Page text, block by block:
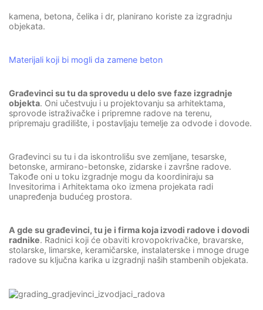
kamena, betona, čelika i dr, planirano koriste za izgradnju
objekata.
Materijali koji bi mogli da zamene beton
Građevinci su tu da sprovedu u delo sve faze izgradnje
objekta. Oni učestvuju i u projektovanju sa arhitektama,
sprovode istraživačke i pripremne radove na terenu,
pripremaju gradilište, i postavljaju temelje za odvode i dovode.
Građevinci su tu i da iskontrolišu sve zemljane, tesarske,
betonske, armirano-betonske, zidarske i završne radove.
Takođe oni u toku izgradnje mogu da koordiniraju sa
Invesitorima i Arhitektama oko izmena projekata radi
unapređenja budućeg prostora.
A gde su građevinci, tu je i firma koja izvodi radove i dovodi
radnike. Radnici koji će obaviti krovopokrivačke, bravarske,
stolarske, limarske, keramičarske, instalaterske i mnoge druge
radove su ključna karika u izgradnji naših stambenih objekata.